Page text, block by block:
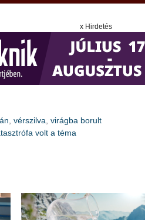
x Hirdetés
,vérszilva ,virágba borult
volt a téma